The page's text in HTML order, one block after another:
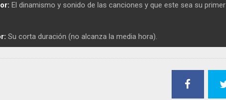
El dinamismo y sonido de las canciones y que este sea su primer
Su corta duración (no alcanza la media hora).